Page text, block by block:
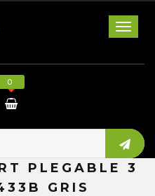
0
PLEGABLE 3
GRIS